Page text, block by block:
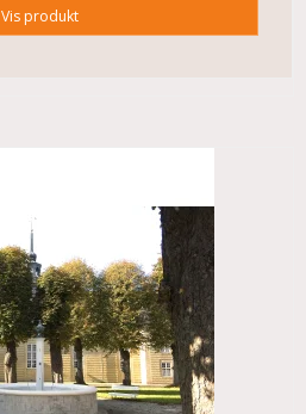
Vis produkt